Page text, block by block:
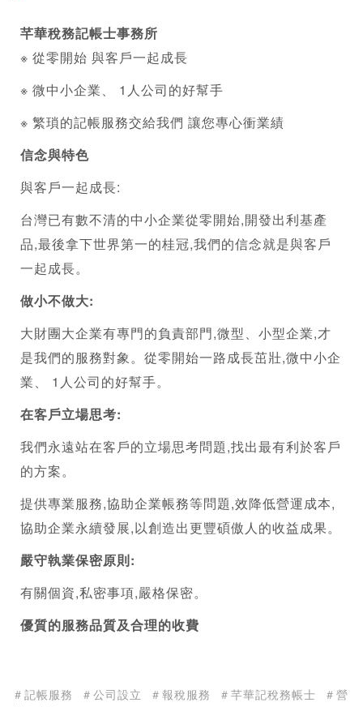
芊華稅務記帳士事務所
※ 從零開始 與客戶一起成長
※ 微中小企業、 1人公司的好幫手
※ 繁瑣的記帳服務交給我們 讓您專心衝業績
信念與特色
與客戶一起成長:
台灣已有數不清的中小企業從零開始,開發出利基產
品,最後拿下世界第一的桂冠,我們的信念就是與客戶
一起成長。
做小不做大:
大財團大企業有專門的負責部門,微型、小型企業,才
是我們的服務對象。從零開始一路成長茁壯,微中小企
業、 1人公司的好幫手。
在客戶立場思考:
我們永遠站在客戶的立場思考問題,找出最有利於客戶
的方案。
提供專業服務,協助企業帳務等問題,效降低營運成本,
協助企業永續發展,以創造出更豐碩傲人的收益成果。
嚴守執業保密原則:
有關個資,私密事項,嚴格保密。
優質的服務品質及合理的收費
＃記帳服務 ＃公司設立 ＃報稅服務 ＃芊華記稅務帳士
＃營